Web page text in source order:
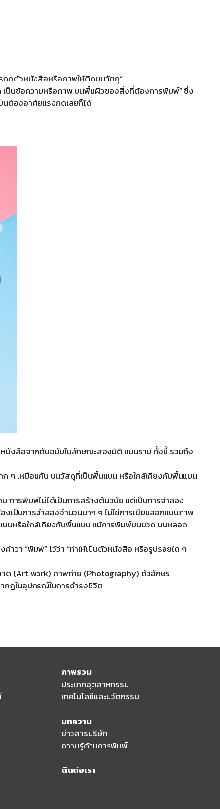
รกดตัวหนังสือหรือภาพให้ติดบนวัตถุ”
เป็นข้อความหรือภาพ บนพื้นผิวของสิ่งที่ต้องการพิมพ์” ซึ่ง
นต้องอาศัยแรงกดเลยก็ได้
หนังสือจากต้นฉบับในลักษณะสองมิติ แบนราบ ทั้งนี้ รวมถึง
ๆ เหมือนกัน บนวัสดุที่เป็นพื้นแบน หรือใกล้เคียงกับพื้นแบน
ารพิมพ์ไม่ได้เป็นการสร้างต้นฉบัย แต่เป็นการจำลอง
เป็นการจำลองจำนวนมาก ๆ ไม่ใช่การเขียนลอกแบบภาพ
นหรือใกล้เคียงกับพื้นแบน แม้การพิมพ์บนขวด บนหลอด
า “พิมพ์” ไว้ว่า “ทำให้เป็นตัวหนังสือ หรือรูปรอยใด ๆ
ด (Art work) ภาพถ่าย (Photography) ตัวอักษร
ฎในอุปกรณ์ในการดำรงชีวิต
ภาพรวม
ประเภทอุตสาหกรรม
เทคโนโลยีและนวัตกรรม
บทความ
ข่าวสารบริษัท
ความรู้ด้านการพิมพ์
ติดต่อเรา